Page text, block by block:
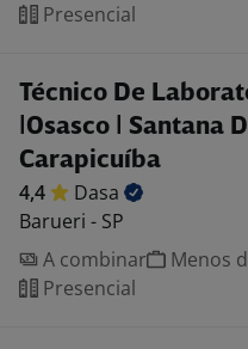
Presencial
Técnico De
|Osasco | Santana
Carapicuíba
4,4
Dasa
Barueri - SP
A combinar
Menos
Presencial